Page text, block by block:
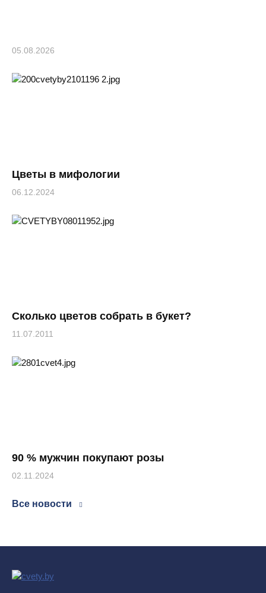
05.08.2026
Цветы в мифологии
06.12.2024
Сколько цветов собрать в букет?
11.07.2011
90 % мужчин покупают розы
02.11.2024
Все новости